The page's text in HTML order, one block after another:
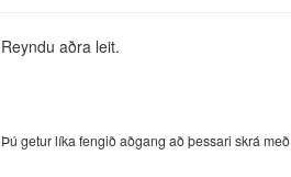
Reyndu aðra leit.
Þú getur líka fengið aðgang að þessari skrá með